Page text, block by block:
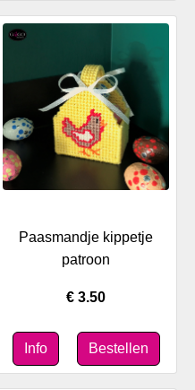
Paasmandje kippetje
patroon
€ 3.50